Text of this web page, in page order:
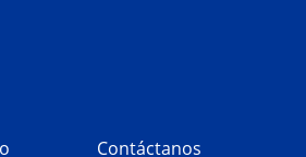
Contáctanos